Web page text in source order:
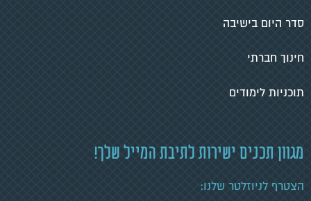
סדר היום בישיבה
חינוך חברתי
תוכניות לימודים
מגוון תכנים ישירות לתיבת המייל שלך!
הצטרף לניוזלטר שלנו: